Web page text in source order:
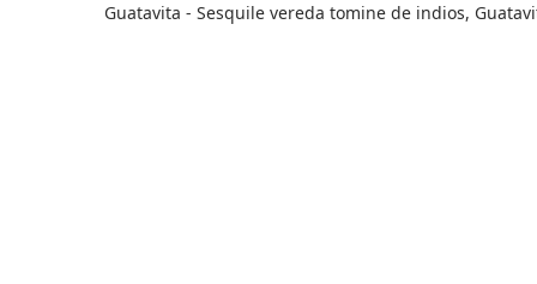
Guatavita - Sesquile vereda tomine de indios,